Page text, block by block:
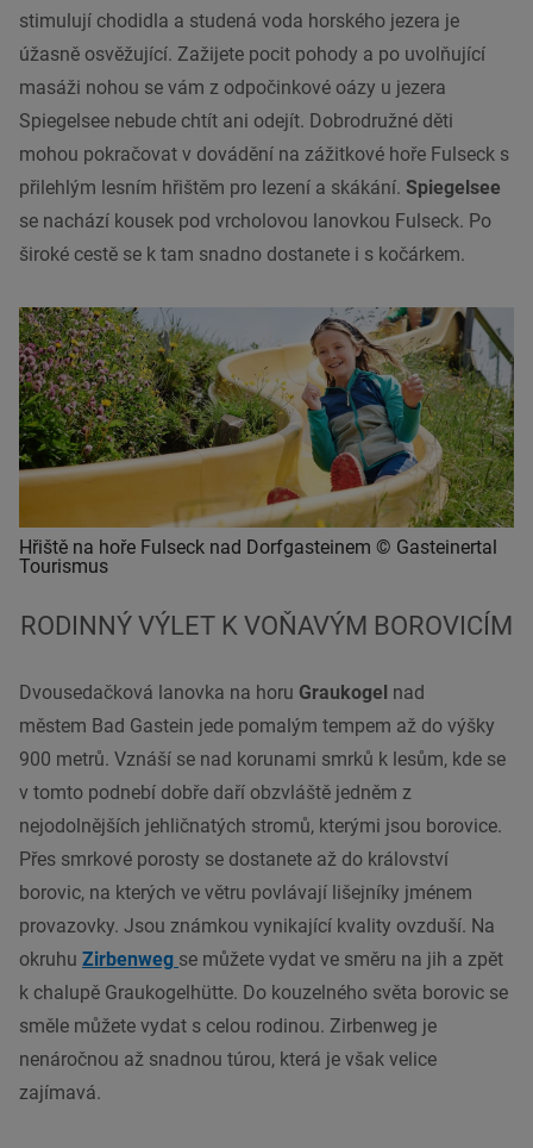
stimulují chodidla a studená voda horského jezera je
úžasně osvěžující. Zažijete pocit pohody a po uvolňující
masáži nohou se vám z odpočinkové oázy u jezera
Spiegelsee nebude chtít ani odejít. Dobrodružné děti
mohou pokračovat v dovádění na zážitkové hoře Fulseck s
přilehlým lesním hřištěm pro lezení a skákání. Spiegelsee
se nachází kousek pod vrcholovou lanovkou Fulseck. Po
široké cestě se k tam snadno dostanete i s kočárkem.
Hřiště na hoře Fulseck nad Dorfgasteinem © Gasteinertal
Tourismus
RODINNÝ VÝLET K VOŇAVÝM BOROVICÍM
Dvousedačková lanovka na horu Graukogel nad
městem Bad Gastein jede pomalým tempem až do výšky
900 metrů. Vznáší se nad korunami smrků k lesům, kde se
v tomto podnebí dobře daří obzvláště jedněm z
nejodolnějších jehličnatých stromů, kterými jsou borovice.
Přes smrkové porosty se dostanete až do království
borovic, na kterých ve větru povlávají lišejníky jménem
provazovky. Jsou známkou vynikající kvality ovzduší. Na
okruhu Zirbenweg se můžete vydat ve směru na jih a zpět
k chalupě Graukogelhütte. Do kouzelného světa borovic se
směle můžete vydat s celou rodinou. Zirbenweg je
nenáročnou až snadnou túrou, která je však velice
zajímavá.